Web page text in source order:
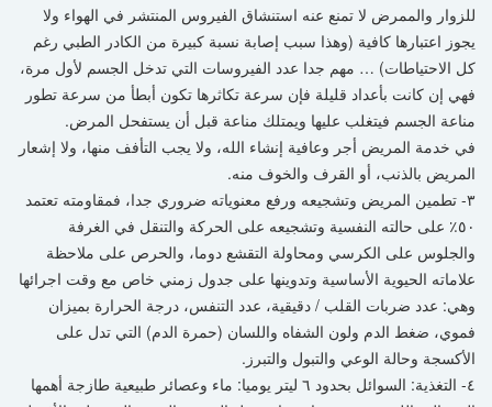
للزوار والممرض لا تمنع عنه استنشاق الفيروس المنتشر في الهواء ولا
يجوز اعتبارها كافية (وهذا سبب إصابة نسبة كبيرة من الكادر الطبي رغم
كل الاحتياطات) … مهم جدا عدد الفيروسات التي تدخل الجسم لأول مرة،
فهي إن كانت بأعداد قليلة فإن سرعة تكاثرها تكون أبطأ من سرعة تطور
مناعة الجسم فيتغلب عليها ويمتلك مناعة قبل أن يستفحل المرض.
في خدمة المريض أجر وعافية إنشاء الله، ولا يجب التأفف منها، ولا إشعار
المريض بالذنب، أو القرف والخوف منه.
٣- تطمين المريض وتشجيعه ورفع معنوياته ضروري جدا، فمقاومته تعتمد
٥٠٪ على حالته النفسية وتشجيعه على الحركة والتنقل في الغرفة
والجلوس على الكرسي ومحاولة التقشع دوما، والحرص على ملاحظة
علاماته الحيوية الأساسية وتدوينها على جدول زمني خاص مع وقت اجرائها
وهي: عدد ضربات القلب / دقيقية، عدد التنفس، درجة الحرارة بميزان
فموي، ضغط الدم ولون الشفاه واللسان (حمرة الدم) التي تدل على
الأكسجة وحالة الوعي والتبول والتبرز.
٤- التغذية: السوائل بحدود ٦ ليتر يوميا: ماء وعصائر طبيعية طازجة أهمها